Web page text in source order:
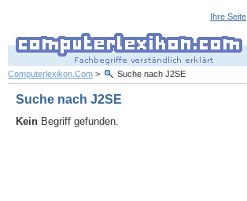
Ihre Seite
Computerlexikon.Com > Suche nach J2SE
Suche nach J2SE
Kein Begriff gefunden.